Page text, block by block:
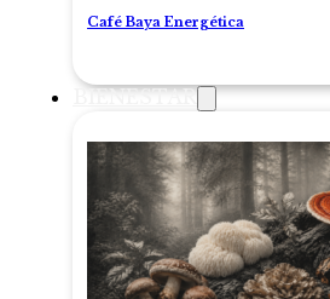
Café Baya Energética
BIENESTAR